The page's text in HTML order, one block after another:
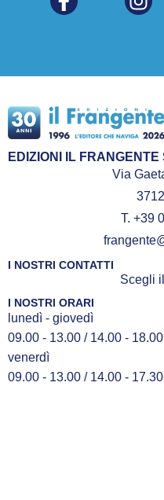
EDIZIONI IL FRANGENTE
Via
T. +39
I NOSTRI CONTATTI
Scegli
I NOSTRI ORARI
lunedì - giovedì
09.00 - 13.00 / 14.00 - 18.00
venerdì
09.00 - 13.00 / 14.00 - 17.30